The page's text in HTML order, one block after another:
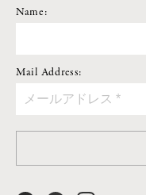
Name:
Mail Address: